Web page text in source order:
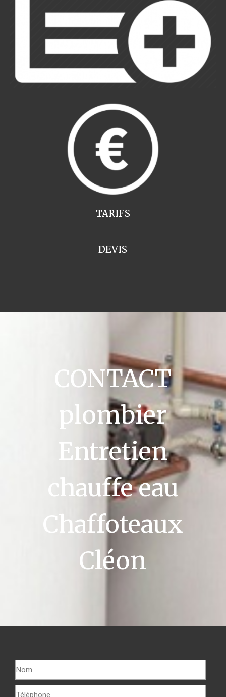
TARIFS
DEVIS
CONTACT
plombier
Entretien
chauffe eau
Chaffoteaux
Cléon